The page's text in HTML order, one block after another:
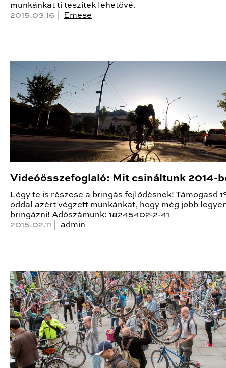
munkánkat ti teszitek lehetővé.
2015.03.16 |
Emese
Videóösszefoglaló: Mit csináltunk 2014-
Légy te is részese a bringás fejlődésnek! Támogasd
oddal azért végzett munkánkat, hogy még jobb
bringázni! Adószámunk: 18245402-2-41
2015.02.11 | admin